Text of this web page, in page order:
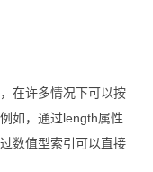
在许多情况下可以按
如，通过length属性
数值型索引可以直接